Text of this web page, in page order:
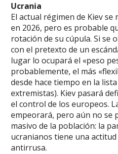
Ucrania
El actual régimen de Kiev
en 2026, pero es probable
rotación de su cúpula. Si se
con el pretexto de un
lugar lo ocupará el «peso
probablemente, el más
desde hace tiempo en la
extremistas). Kiev pasará
el control de los europeos.
empeorará, pero aún no se
masivo de la población: la
ucranianos tiene una
antirrusa.